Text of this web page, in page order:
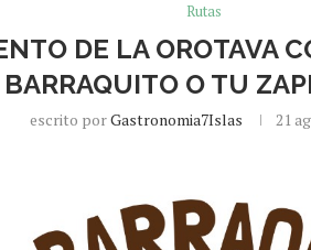
Rutas
DE LA OROTAVA
BARRAQUITO O TU
escrito porGastronomia7Islas 21